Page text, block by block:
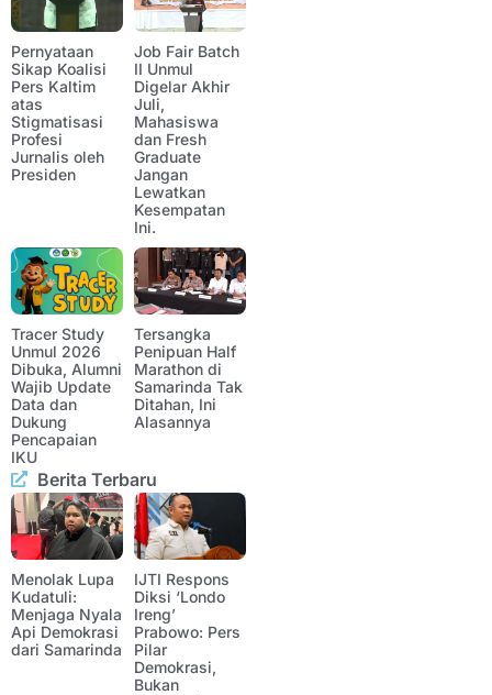
Pernyataan
Sikap Koalisi
Pers Kaltim
atas
Stigmatisasi
Profesi
Jurnalis oleh
Presiden
Job Fair Batch
II Unmul
Digelar Akhir
Juli,
Mahasiswa
dan Fresh
Graduate
Jangan
Lewatkan
Kesempatan
Ini.
Tracer Study
Unmul 2026
Dibuka, Alumni
Wajib Update
Data dan
Dukung
Pencapaian
IKU
Tersangka
Penipuan Half
Marathon di
Samarinda Tak
Ditahan, Ini
Alasannya
Berita Terbaru
Menolak Lupa
Kudatuli:
Menjaga Nyala
Api Demokrasi
dari Samarinda
IJTI Respons
Diksi ‘Londo
Ireng’
Prabowo: Pers
Pilar
Demokrasi,
Bukan